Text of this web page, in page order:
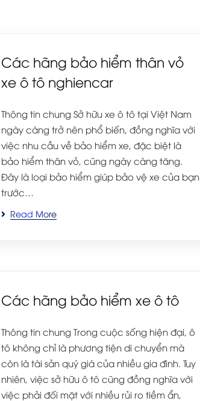
Các hãng bảo hiểm thân vỏ
xe ô tô nghiencar
Thông tin chung Sở hữu xe ô tô tại Việt Nam
ngày càng trở nên phổ biến, đồng nghĩa với
việc nhu cầu về bảo hiểm xe, đặc biệt là
bảo hiểm thân vỏ, cũng ngày càng tăng.
Đây là loại bảo hiểm giúp bảo vệ xe của bạn
trước…
Read More
Các hãng bảo hiểm xe ô tô
Thông tin chung Trong cuộc sống hiện đại, ô
tô không chỉ là phương tiện di chuyển mà
còn là tài sản quý giá của nhiều gia đình. Tuy
nhiên, việc sở hữu ô tô cũng đồng nghĩa với
việc phải đối mặt với nhiều rủi ro tiềm ẩn,